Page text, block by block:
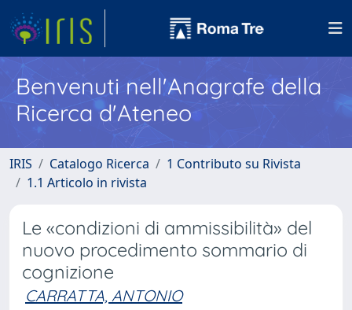
Benvenuti nell'Anagrafe della
Ricerca d'Ateneo
IRIS Catalogo Ricerca
1 Contributo su Rivista
1.1 Articolo in rivista
Le «condizioni di ammissibilità» del
nuovo procedimento sommario di
cognizione
CARRATTA, ANTONIO